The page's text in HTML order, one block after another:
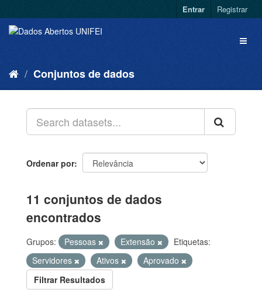
Entrar Registrar
Conjuntos de dados
Ordenar por
11 conjuntos de dados
encontrados
Grupos: Pessoas Extensão
Etiquetas:
Servidores
Ativos
Aprovado
Filtrar Resultados